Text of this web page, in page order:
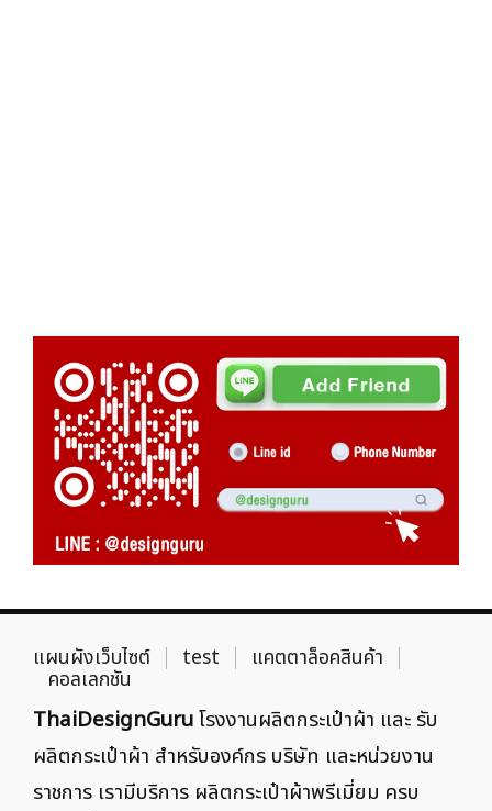
แผนผังเว็บไซต์ test แคตตาล็อคสินค้า
คอลเลกชัน
ThaiDesignGuruโรงงานผลิตกระเป๋าผ้า และ รับ
ผลิตกระเป๋าผ้า สำหรับองค์กร บริษัท และหน่วยงาน
ราชการ เรามีบริการ ผลิตกระเป๋าผ้าพรีเมี่ยม ครบ